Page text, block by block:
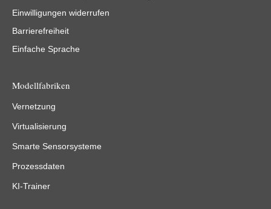
Einwilligungen widerrufen
Barrierefreiheit
Einfache Sprache
Modellfabriken
Vernetzung
Virtualisierung
Smarte Sensorsysteme
Prozessdaten
KI-Trainer